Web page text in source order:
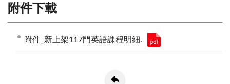
附件下載
附件_新上架117門英語課程明細.